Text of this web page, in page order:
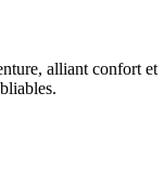
alliant confort et